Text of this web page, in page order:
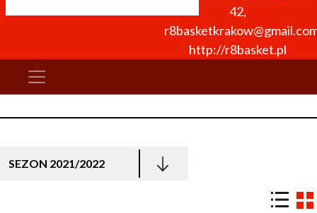
42,
http://r8basket.pl
SEZON 2021/2022